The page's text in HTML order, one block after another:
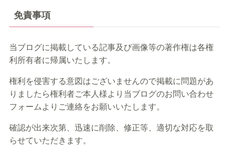
免責事項
当ブログに掲載している記事及び画像等の著作権は各権
利所有者に帰属いたします。
権利を侵害する意図はございませんので掲載に問題があ
りましたら権利者ご本人様より当ブログのお問い合わせ
フォームよりご連絡をお願いいたします。
確認が出来次第、迅速に削除、修正等、適切な対応を取
らせていただきます。